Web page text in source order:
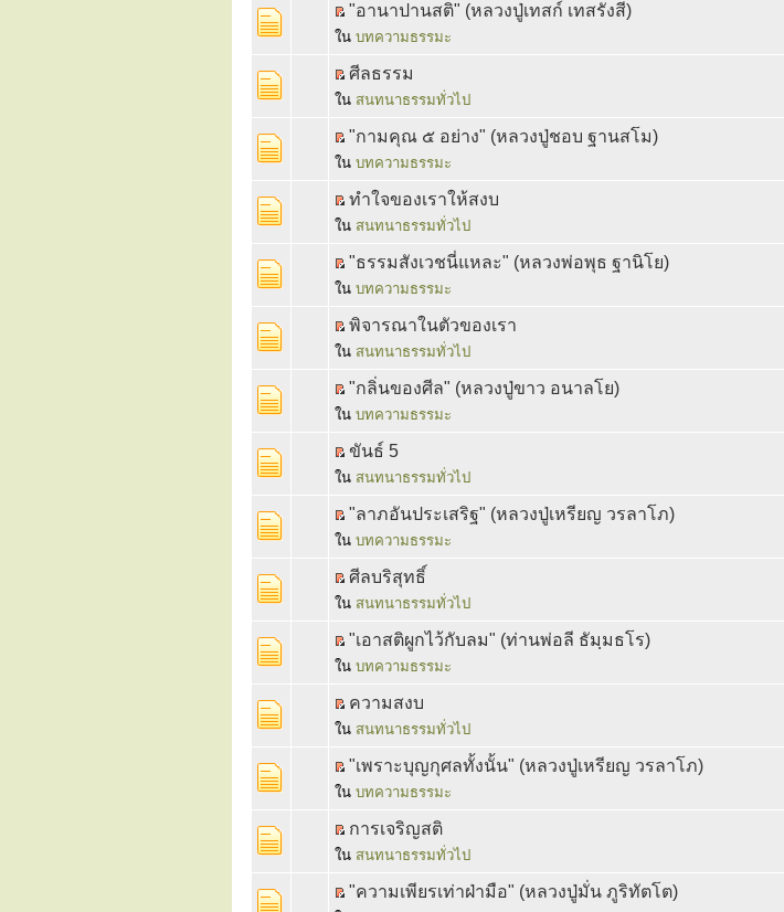
"อานาปานสติ" (หลวงปู่เทสก์ เทสรังสี)
ใน บทความธรรมะ
ศีลธรรม
ใน สนทนาธรรมทั่วไป
"กามคุณ ๕ อย่าง" (หลวงปู่ชอบ ฐานสโม)
ใน บทความธรรมะ
ทำใจของเราให้สงบ
ใน สนทนาธรรมทั่วไป
"ธรรมสังเวชนี่แหละ" (หลวงพ่อพุธ ฐานิโย)
ใน บทความธรรมะ
พิจารณาในตัวของเรา
ใน สนทนาธรรมทั่วไป
"กลิ่นของศีล" (หลวงปู่ขาว อนาลโย)
ใน บทความธรรมะ
ขันธ์ 5
ใน สนทนาธรรมทั่วไป
"ลาภอันประเสริฐ" (หลวงปู่เหรียญ วรลาโภ)
ใน บทความธรรมะ
ศีลบริสุทธิ์
ใน สนทนาธรรมทั่วไป
"เอาสติผูกไว้กับลม" (ท่านพ่อลี ธัมฺมธโร)
ใน บทความธรรมะ
ความสงบ
ใน สนทนาธรรมทั่วไป
"เพราะบุญกุศลทั้งนั้น" (หลวงปู่เหรียญ วรลาโภ)
ใน บทความธรรมะ
การเจริญสติ
ใน สนทนาธรรมทั่วไป
"ความเพียรเท่าฝ่ามือ" (หลวงปู่มั่น ภูริทัตโต)